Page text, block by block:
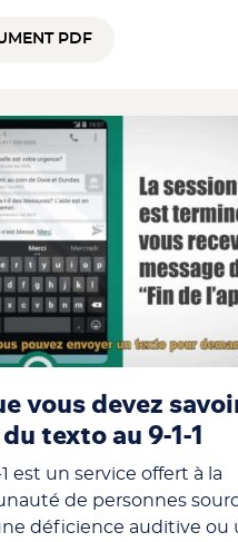
PDF
vous devez
texto au 9-1-1
1 est un service offert à la
de personnes
déficience auditive ou